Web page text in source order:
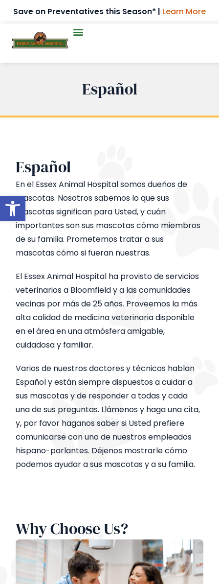
Open toolbar
Save on Preventatives this Season* | Learn More
Español
Español
En el Essex Animal Hospital somos dueños de
mascotas. Nosotros sabemos lo que sus
mascotas significan para Usted, y cuán
importantes son sus mascotas cómo miembros
de su familia. Prometemos tratar a sus
mascotas cómo si fueran nuestras.
El Essex Animal Hospital ha provisto de servicios
veterinarios a Bloomfield y a las comunidades
vecinas por más de 25 años. Proveemos la más
alta calidad de medicina veterinaria disponible
en el área en una atmósfera amigable,
cuidadosa y familiar.
Varios de nuestros doctores y técnicos hablan
Español y están siempre dispuestos a cuidar a
sus mascotas y de responder a todas y cada
una de sus preguntas. Llámenos y haga una cita,
y, por favor haganos saber si Usted prefiere
comunicarse con uno de nuestros empleados
hispano-parlantes. Déjenos mostrarle cómo
podemos ayudar a sus mascotas y a su familia.
Why Choose Us?